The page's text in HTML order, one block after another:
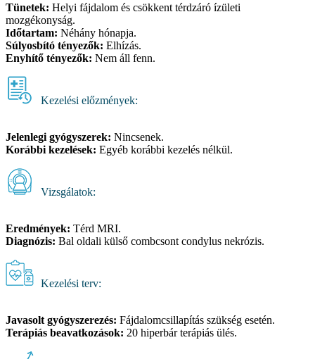
Tünetek: Helyi fájdalom és csökkent térdzáró ízületi
mozgékonyság.
Időtartam: Néhány hónapja.
Súlyosbító tényezők: Elhízás.
Enyhítő tényezők: Nem áll fenn.
Kezelési előzmények:
Jelenlegi gyógyszerek: Nincsenek.
Korábbi kezelések: Egyéb korábbi kezelés nélkül.
Vizsgálatok:
Eredmények: Térd MRI.
Diagnózis: Bal oldali külső combcsont condylus nekrózis.
Kezelési terv:
Javasolt gyógyszerezés: Fájdalomcsillapítás szükség esetén.
Terápiás beavatkozások: 20 hiperbár terápiás ülés.